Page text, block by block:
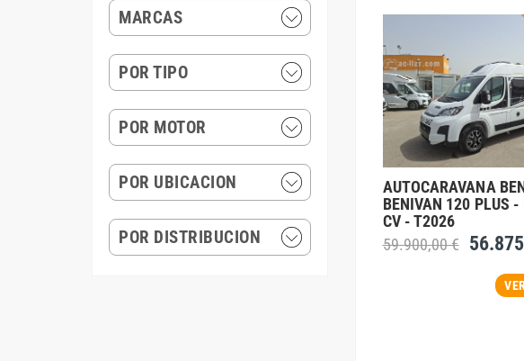
MARCAS
POR TIPO
POR MOTOR
POR UBICACION
POR DISTRIBUCION
AUTOCARAVANA
BENIVAN 120 PLUS
CV - T2026
59.900,00 €